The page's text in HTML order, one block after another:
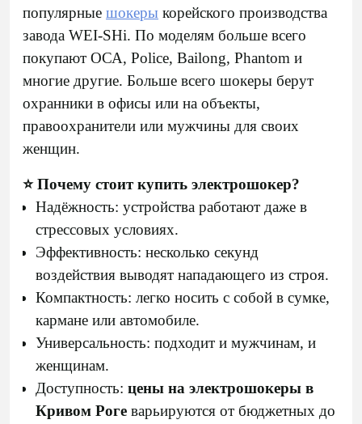
популярные шокеры корейского производства
завода WEI-SHi. По моделям больше всего
покупают ОСА, Police, Bailong, Phantom и
многие другие. Больше всего шокеры берут
охранники в офисы или на объекты,
правоохранители или мужчины для своих
женщин.
⭐ Почему стоит купить электрошокер?
Надёжность: устройства работают даже в
стрессовых условиях.
Эффективность: несколько секунд
воздействия выводят нападающего из строя.
Компактность: легко носить с собой в сумке,
кармане или автомобиле.
Универсальность: подходит и мужчинам, и
женщинам.
Доступность: цены на электрошокеры в
Кривом Роге варьируются от бюджетных до